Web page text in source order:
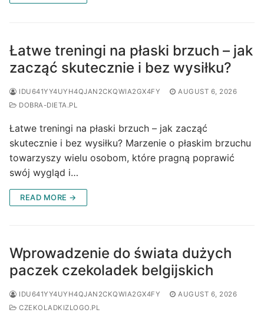
Łatwe treningi na płaski brzuch – jak
zacząć skutecznie i bez wysiłku?
IDU641YY4UYH4QJAN2CKQWIA2GX4FY
AUGUST 6, 2026
DOBRA-DIETA.PL
Łatwe treningi na płaski brzuch – jak zacząć
skutecznie i bez wysiłku? Marzenie o płaskim brzuchu
towarzyszy wielu osobom, które pragną poprawić
swój wygląd i…
READ MORE →
Wprowadzenie do świata dużych
paczek czekoladek belgijskich
IDU641YY4UYH4QJAN2CKQWIA2GX4FY
AUGUST 6, 2026
CZEKOLADKIZLOGO.PL